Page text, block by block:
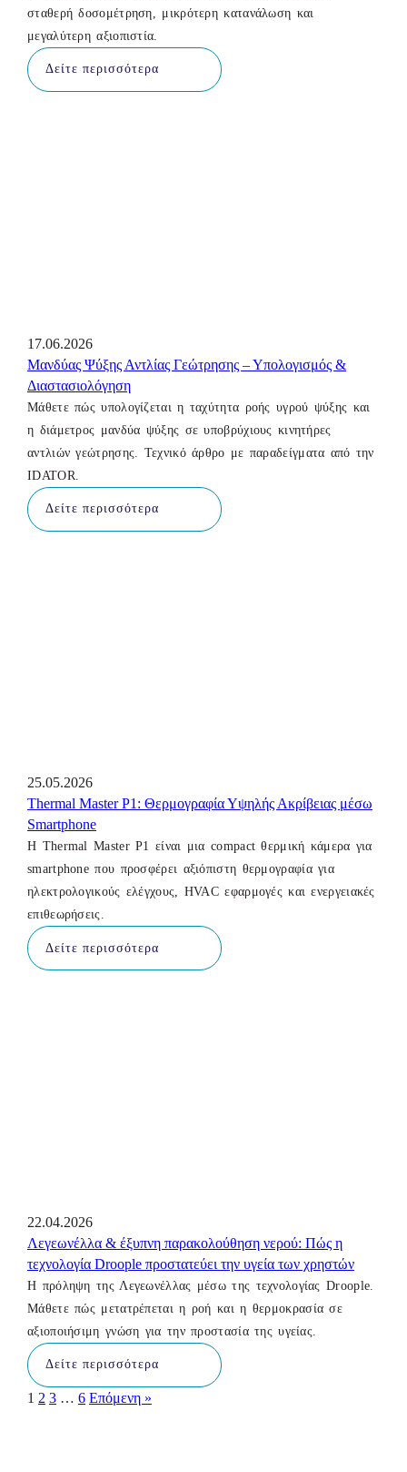
σταθερή δοσομέτρηση, μικρότερη κατανάλωση και
μεγαλύτερη αξιοπιστία.
Δείτε περισσότερα
17.06.2026
Μανδύας Ψύξης Αντλίας Γεώτρησης – Υπολογισμός &
Διαστασιολόγηση
Μάθετε πώς υπολογίζεται η ταχύτητα ροής υγρού ψύξης και
η διάμετρος μανδύα ψύξης σε υποβρύχιους κινητήρες
αντλιών γεώτρησης. Τεχνικό άρθρο με παραδείγματα από την
IDATOR.
Δείτε περισσότερα
25.05.2026
Thermal Master P1: Θερμογραφία Υψηλής Ακρίβειας μέσω
Smartphone
Η Thermal Master P1 είναι μια compact θερμική κάμερα για
smartphone που προσφέρει αξιόπιστη θερμογραφία για
ηλεκτρολογικούς ελέγχους, HVAC εφαρμογές και ενεργειακές
επιθεωρήσεις.
Δείτε περισσότερα
22.04.2026
Λεγεωνέλλα & έξυπνη παρακολούθηση νερού: Πώς η
τεχνολογία Droople προστατεύει την υγεία των χρηστών
Η πρόληψη της Λεγεωνέλλας μέσω της τεχνολογίας Droople.
Μάθετε πώς μετατρέπεται η ροή και η θερμοκρασία σε
αξιοποιήσιμη γνώση για την προστασία της υγείας.
Δείτε περισσότερα
1 2 3 … 6 Επόμενη »